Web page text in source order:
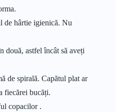
de hârtie igienică. Nu
două, astfel încât să aveți
de spirală. Capătul plat ar
fiecărei bucăți.
copacilor .